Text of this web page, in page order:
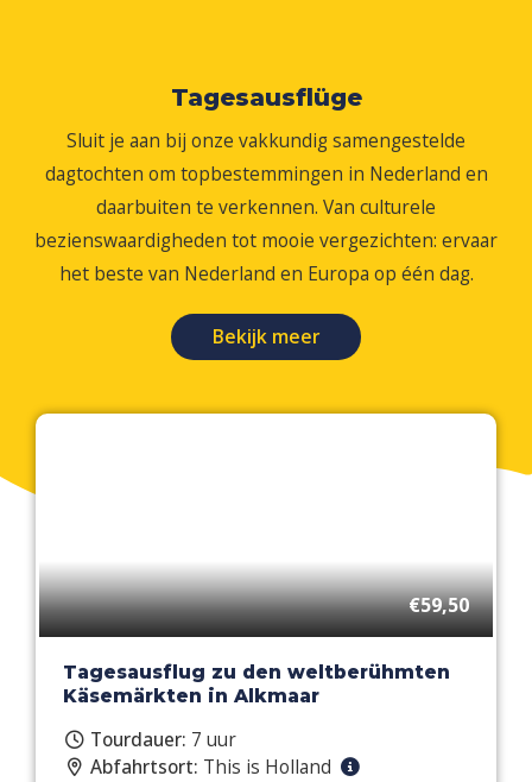
€59,50
Tagesausflug zu den weltberühmten
Käsemärkten in Alkmaar
Tourdauer: 7 uur
Abfahrtsort: This is Holland
Tagesausflüge
Sluit je aan bij onze vakkundig samengestelde
dagtochten om topbestemmingen in Nederland en
daarbuiten te verkennen. Van culturele
bezienswaardigheden tot mooie vergezichten: ervaar
het beste van Nederland en Europa op één dag.
Bekijk meer